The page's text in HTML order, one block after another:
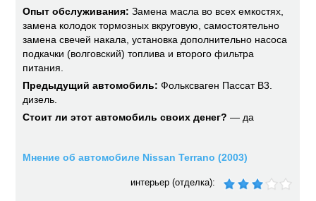
Опыт обслуживания: Замена масла во всех емкостях,
замена колодок тормозных вкруговую, самостоятельно
замена свечей накала, установка дополнительно насоса
подкачки (волговский) топлива и второго фильтра
питания.
Предыдущий автомобиль: Фольксваген Пассат В3.
дизель.
Стоит ли этот автомобиль своих денег? — да
Мнение об автомобиле Nissan Terrano (2003)
интерьер (отделка):